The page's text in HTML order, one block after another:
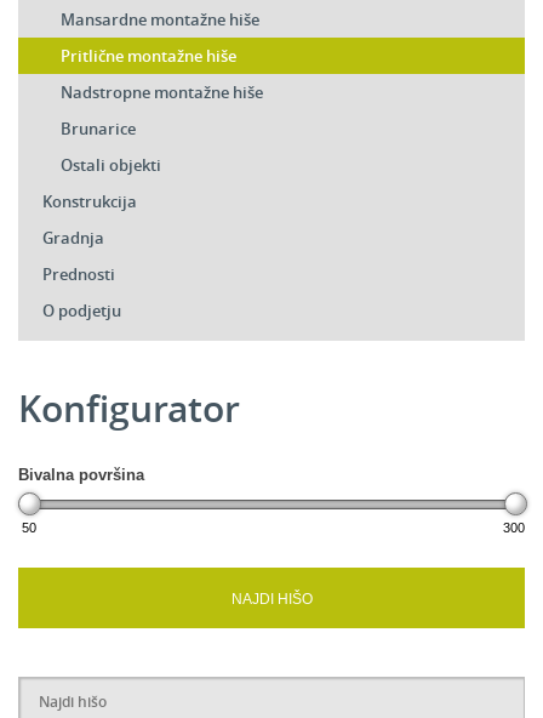
Mansardne montažne hiše
Pritlične montažne hiše
Nadstropne montažne hiše
Brunarice
Ostali objekti
Konstrukcija
Gradnja
Prednosti
O podjetju
Konfigurator
Bivalna površina
50 300
NAJDI HIŠO